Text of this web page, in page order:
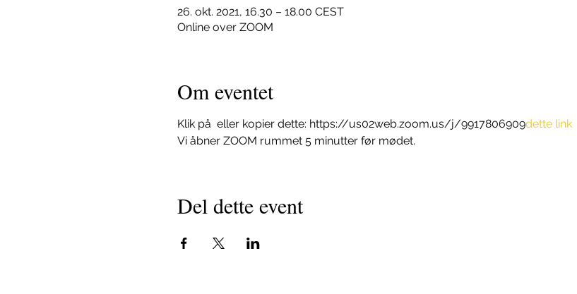
26. okt. 2021, 16.30 – 18.00 CEST
Online over ZOOM
Om eventet
Klik på eller kopier dette: https://us02web.zoom.us/j/9917806909dette link
Vi åbner ZOOM rummet 5 minutter før mødet.
Del dette event